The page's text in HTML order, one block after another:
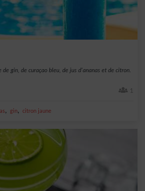
gin, de curaçao bleu, de jus d'ananas et de citron.
1
, gin, citron jaune